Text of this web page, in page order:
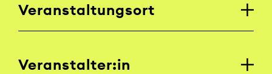
Veranstaltungsort
Veranstalter:in